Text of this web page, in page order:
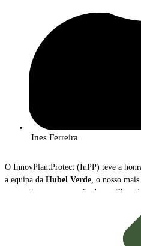
Ines Ferreira
O InnovPlantProtect (InPP) teve a
a equipa da Hubel Verde, o nosso
proporcionou uma sessão de partilha
,